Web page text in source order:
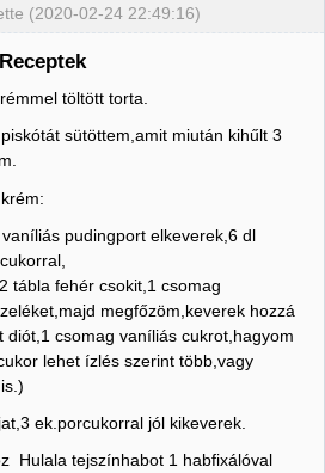
(2020-02-24 22:49:16)
töltött torta.
sütöttem,amit miután kihűlt 3
pudingport elkeverek,6 dl
tábla fehér csokit,1 csomag
megfőzöm,keverek hozzá
diót,1 csomag vaníliás cukrot,hagyom
lehet ízlés szerint több,vagy
ek.porcukorral jól kikeverek.
Hulala tejszínhabot 1 habfixálóval